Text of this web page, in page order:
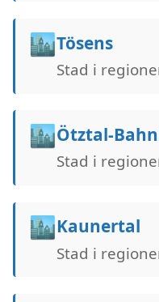
🏙️Tösens
Stad i
🏙️Ötztal-
Stad i
🏙️Kaunertal
Stad i